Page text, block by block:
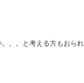
。。と考える方もおられ